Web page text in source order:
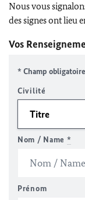
Nous vous
des signes ont lieu
Vos
* Champ obligatoire
Civilité
Nom / Name *
Prénom